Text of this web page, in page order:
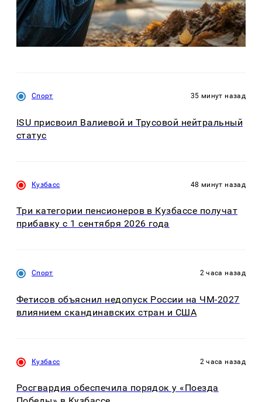
Спорт 35 минут назад
ISU присвоил Валиевой и Трусовой нейтральный
статус
Кузбасс 48 минут назад
Три категории пенсионеров в Кузбассе получат
прибавку с 1 сентября 2026 года
Спорт 2 часа назад
Фетисов объяснил недопуск России на ЧМ-2027
влиянием скандинавских стран и США
Кузбасс 2 часа назад
Росгвардия обеспечила порядок у «Поезда